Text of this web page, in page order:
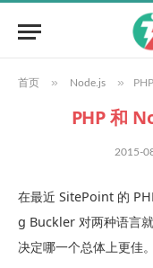
首页 » Node.js »
PHP 和
2015-
在最近 SitePoint 的
g Buckler 对两种语言
决定哪一个总体上更佳。